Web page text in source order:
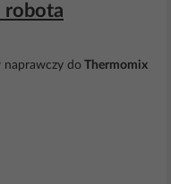
robota
naprawczy do Thermomix